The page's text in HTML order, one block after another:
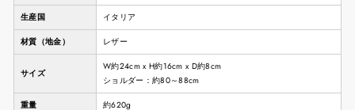
生産国 イタリア
材質（地金） レザー
サイズ
W約24cm x H約16cm x D約8cm
ショルダー：約80～88cm
重量 約620g